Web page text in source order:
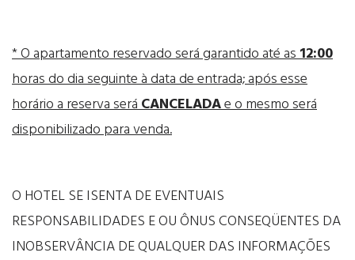
* O apartamento reservado será garantido até as12:00
horas do dia seguinte à data de entrada; após esse
horário a reserva seráCANCELADAe o mesmo será
disponibilizado para venda.
O HOTEL SE ISENTA DE EVENTUAIS
RESPONSABILIDADES E OU ÔNUS CONSEQÜENTES DA
INOBSERVÂNCIA DE QUALQUER DAS INFORMAÇÕES